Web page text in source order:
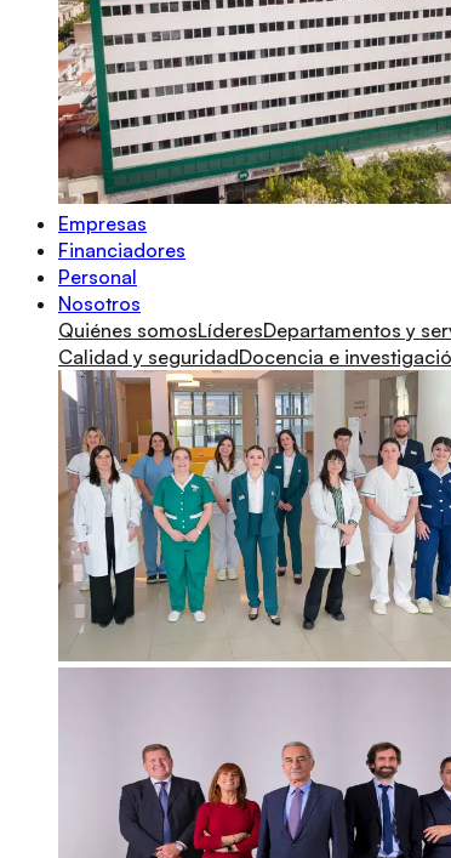
Empresas
Financiadores
Personal
Nosotros
Quiénes somosLíderesDepartamentos y
Calidad y seguridadDocencia e